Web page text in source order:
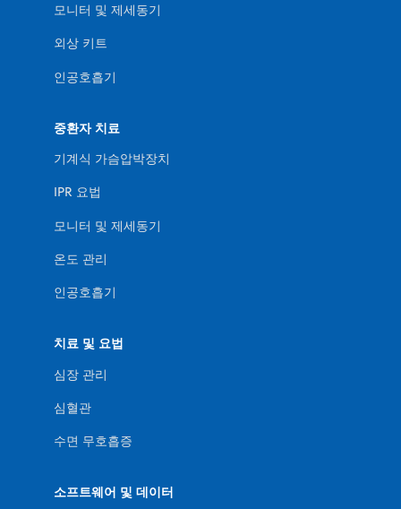
모니터 및 제세동기
외상 키트
인공호흡기
중환자 치료
기계식 가슴압박장치
IPR 요법
모니터 및 제세동기
온도 관리
인공호흡기
치료 및 요법
심장 관리
심혈관
수면 무호흡증
소프트웨어 및 데이터